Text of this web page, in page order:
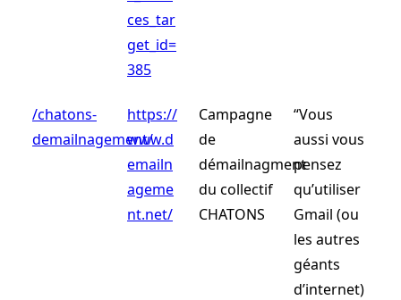
ces_tar
get_id=
385
/chatons-
demailnagement/
https://
www.d
emailn
ageme
nt.net/
Campagne
de
démailnagment
du collectif
CHATONS
“Vous
aussi vous
pensez
qu’utiliser
Gmail (ou
les autres
géants
d’internet)